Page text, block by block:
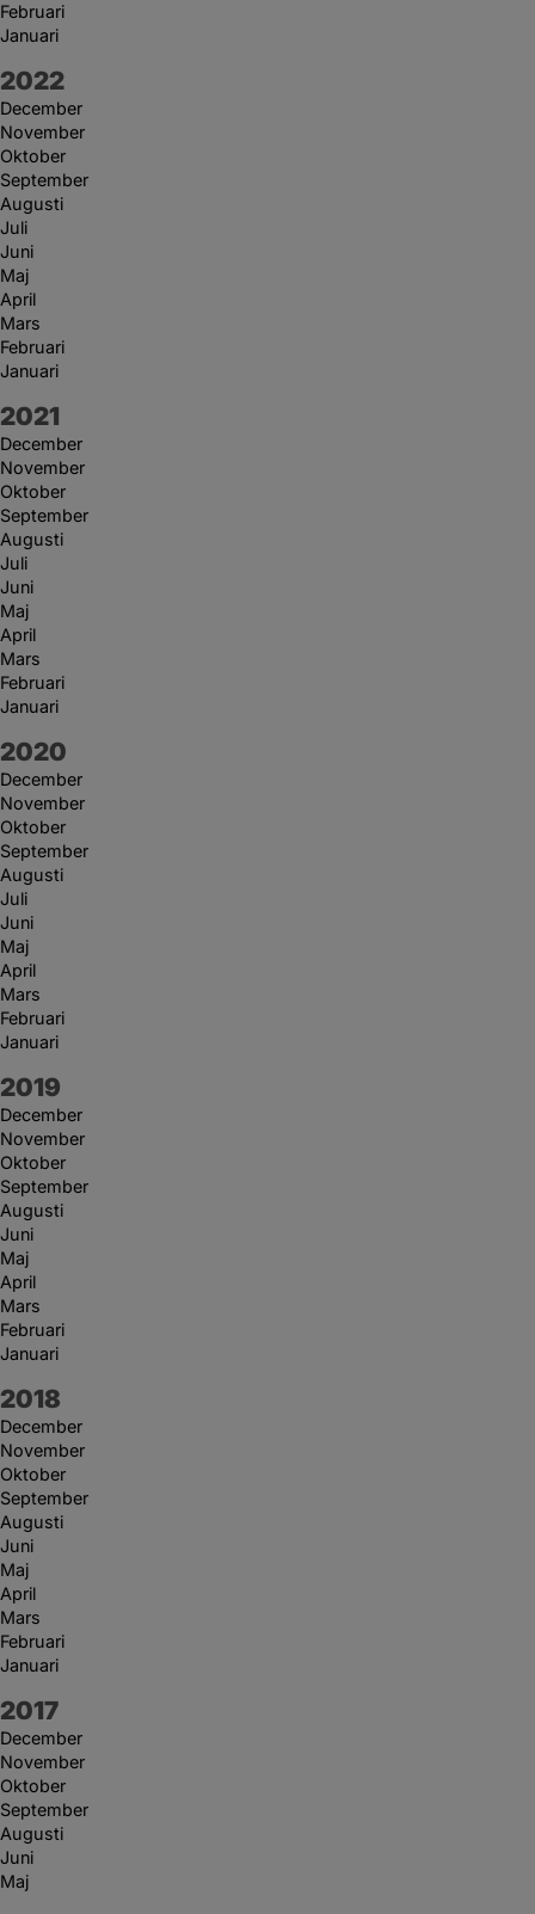
Februari
Januari
År:
2022
December
November
Oktober
September
Augusti
Juli
Juni
Maj
April
Mars
Februari
Januari
År:
2021
December
November
Oktober
September
Augusti
Juli
Juni
Maj
April
Mars
Februari
Januari
År:
2020
December
November
Oktober
September
Augusti
Juli
Juni
Maj
April
Mars
Februari
Januari
År:
2019
December
November
Oktober
September
Augusti
Juni
Maj
April
Mars
Februari
Januari
År:
2018
December
November
Oktober
September
Augusti
Juni
Maj
April
Mars
Februari
Januari
År:
2017
December
November
Oktober
September
Augusti
Juni
Maj